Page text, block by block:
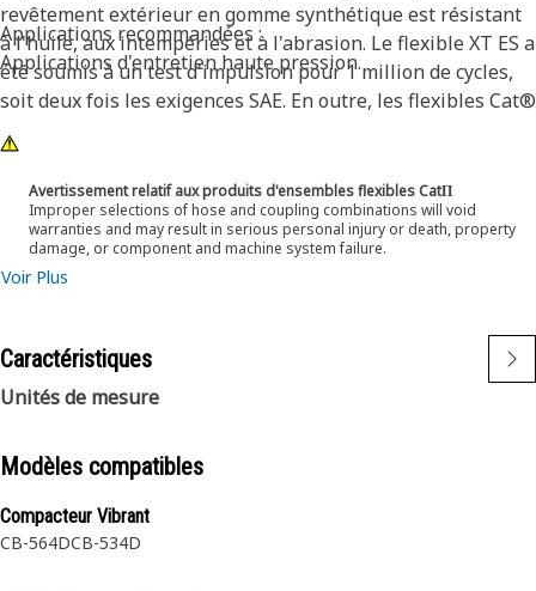
revêtement extérieur en gomme synthétique est résistant
à l'huile, aux intempéries et à l'abrasion. Le flexible XT ES a
été soumis à un test d'impulsion pour 1 million de cycles,
soit deux fois les exigences SAE. En outre, les flexibles Cat®
XT ES sont conçus pour être utilisés à la moitié de l'angle
de courbure SAE. Ce qui signifie qu'ils se courbent mieux
dans les endroits étroits et réduisent la longueur de
flexible nécessaire. Ces caractéristiques garantissent une
installation simplifiée, une durée de vie élevée et une
excellente fiabilité.
Applications recommandées :
Applications d'entretien haute pression.
Avertissement relatif aux produits d'ensembles flexibles CatΠ
Improper selections of hose and coupling combinations will void
warranties and may result in serious personal injury or death, property
damage, or component and machine system failure.
Voir Plus
Caractéristiques
Unités de mesure
Modèles compatibles
Compacteur Vibrant
CB-564DCB-534D